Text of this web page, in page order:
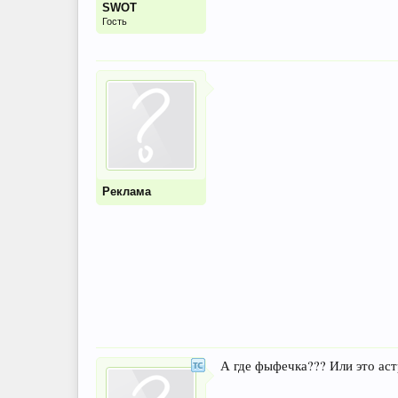
SWOT
Гость
Реклама
А где фыфечка??? Или это